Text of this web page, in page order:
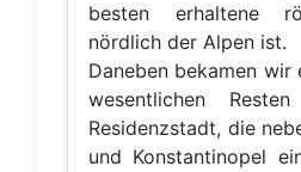
besten erhaltene
nördlich der Alpen ist.
Daneben bekamen wir
wesentlichen
Residenzstadt, die
und Konstantinopel